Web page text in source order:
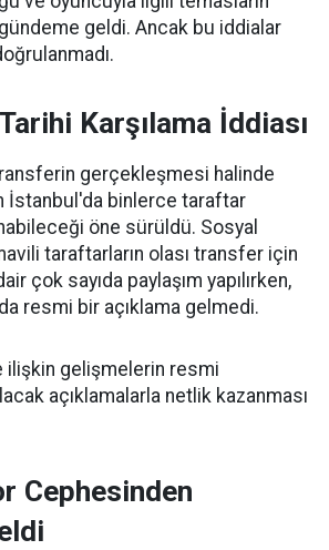
geldi. Ancak bu iddialar
Karşılama İddiası
gerçekleşmesi halinde
İstanbul'da binlerce taraftar
öne sürüldü. Sosyal
taraftarların olası transfer için
çok sayıda paylaşım yapılırken,
resmi bir açıklama gelmedi.
gelişmelerin resmi
açıklamalarla netlik kazanması
Cephesinden